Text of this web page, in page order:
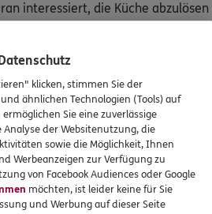
interessiert, die Küche abzulösen
überlassen. Das sollten Sie
und einen schriftlichen Vertrag
beheben, wenn diese
sind. Tiefe Kratzer auf dem
in Angriff nehmen. Und für das
können Sie ebenso zur
klicken, stimmen Sie der
ähnlichen Technologien (Tools) auf
Sie eine zuverlässige
Analyse der Websitenutzung, die
sowie die Möglichkeit, Ihnen
Werbeanzeigen zur Verfügung zu
von Facebook Audiences oder Google
möchten, ist leider keine für Sie
und Werbung auf dieser Seite